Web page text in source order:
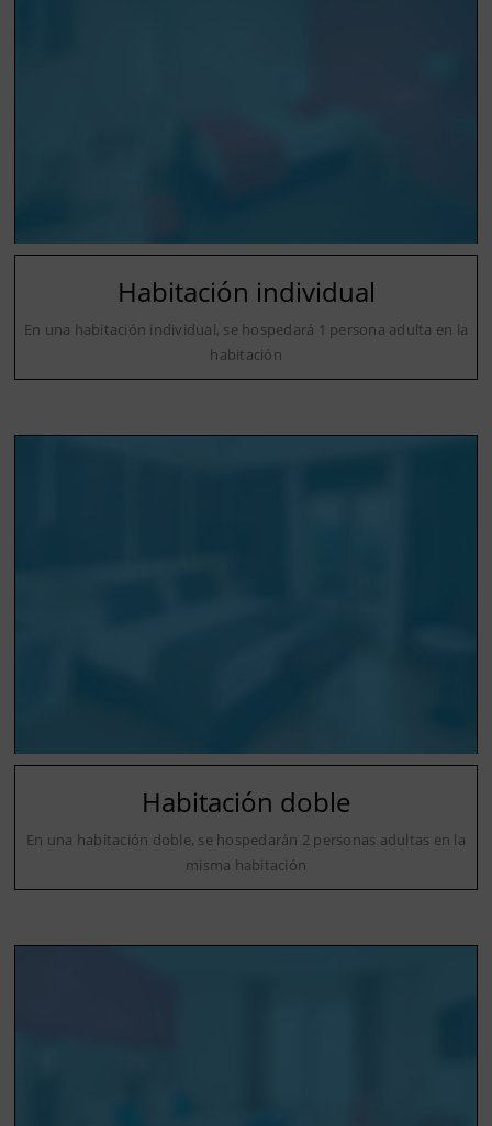
Habitación individual
En una habitación individual, se hospedará 1 persona adulta en la
habitación
Habitación doble
En una habitación doble, se hospedarán 2 personas adultas en la
misma habitación